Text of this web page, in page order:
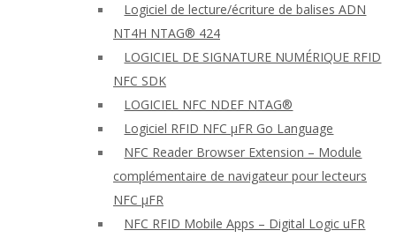
Logiciel de lecture/écriture de balises ADN
NT4H NTAG® 424
LOGICIEL DE SIGNATURE NUMÉRIQUE RFID
NFC SDK
LOGICIEL NFC NDEF NTAG®
Logiciel RFID NFC μFR Go Language
NFC Reader Browser Extension – Module
complémentaire de navigateur pour lecteurs
NFC μFR
NFC RFID Mobile Apps – Digital Logic uFR